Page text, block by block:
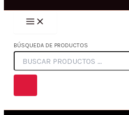
BÚSQUEDA DE PRODUCTOS